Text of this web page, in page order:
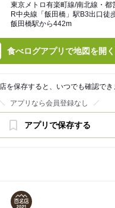
東京メトロ有楽町線/南北線・都
R中央線「飯田橋」駅B3出口徒
飯田橋駅から442m
食べログアプリで地図を開く
を保存すると、いつでも確認でき
アプリなら会員登録なし
アプリで保存する